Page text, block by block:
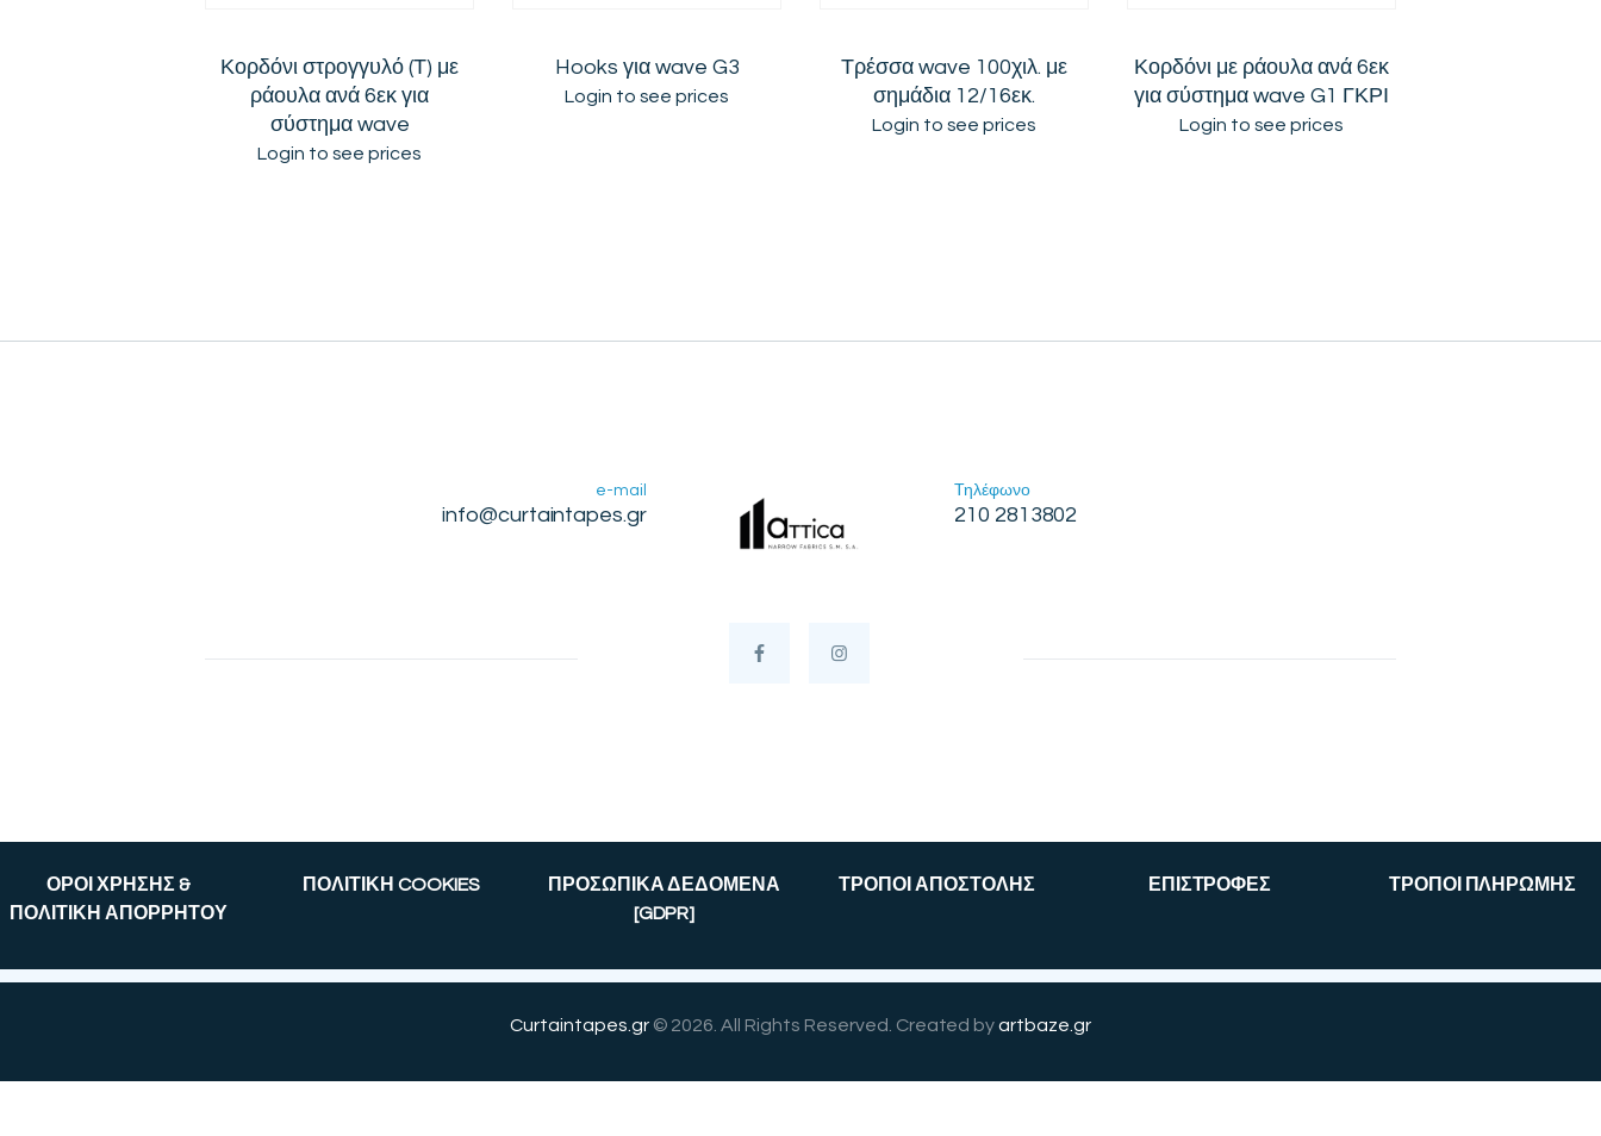
Κορδόνι στρογγυλό (Τ) με
ράουλα ανά 6εκ για
σύστημα wave
Login to see prices
Hooks για wave G3
Login to see prices
Τρέσσα wave 100χιλ. με
σημάδια 12/16εκ.
Login to see prices
Κορδόνι με ράουλα ανά 6εκ
για σύστημα wave G1 ΓΚΡΙ
Login to see prices
e-mail
info@curtaintapes.gr
Τηλέφωνο
210 2813802
ΟΡΟΙ ΧΡΗΣΗΣ &
ΠΟΛΙΤΙΚΗ ΑΠΟΡΡΗΤΟΥ
ΠΟΛΙΤΙΚΗ COOKIES
ΠΡΟΣΩΠΙΚΑ ΔΕΔΟΜΕΝΑ
[GDPR]
ΤΡΟΠΟΙ ΑΠΟΣΤΟΛΗΣ ΕΠΙΣΤΡΟΦΕΣ ΤΡΟΠΟΙ ΠΛΗΡΩΜΗΣ
Curtaintapes.gr© 2026. All Rights Reserved. Created byartbaze.gr